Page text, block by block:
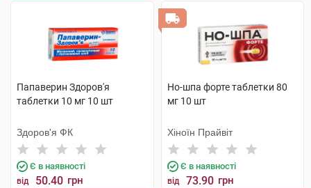
Папаверин Здоров'я
таблетки 10 мг 10 шт
Здоров'я ФК
Є в наявності
від 50.40 грн
Но-шпа форте таблетки 80
мг 10 шт
Хіноїн Прайвіт
Є в наявності
від 73.90 грн